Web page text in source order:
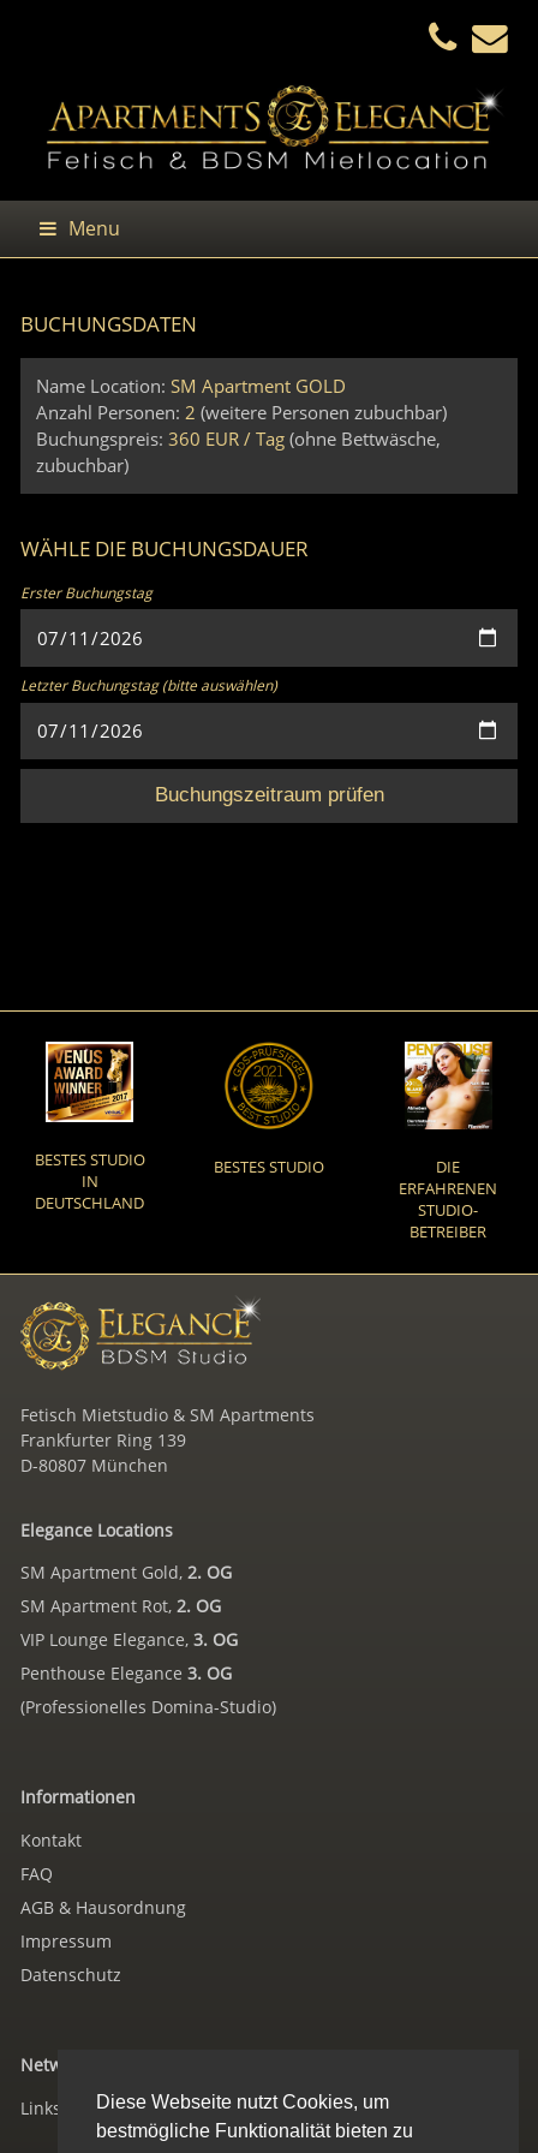
Diese Webseite nutzt Cookies, um
bestmögliche Funktionalität bieten zu
Menu
BUCHUNGSDATEN
Name Location: SM Apartment GOLD
Anzahl Personen: 2 (weitere Personen zubuchbar)
Buchungspreis: 360 EUR / Tag(ohne Bettwäsche,
zubuchbar)
WÄHLE DIE BUCHUNGSDAUER
Erster Buchungstag
Letzter Buchungstag (bitte auswählen)
BESTES STUDIO
IN
DEUTSCHLAND
BESTES STUDIO
DIE
ERFAHRENEN
STUDIO-
BETREIBER
Fetisch Mietstudio & SM Apartments
Frankfurter Ring 139
D-80807 München
Elegance Locations
SM Apartment Gold, 2. OG
SM Apartment Rot, 2. OG
VIP Lounge Elegance, 3. OG
Penthouse Elegance 3. OG
(Professionelles Domina-Studio)
Informationen
Kontakt
FAQ
AGB & Hausordnung
Impressum
Datenschutz
Networking
Links/Verweise